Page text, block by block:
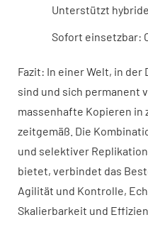
Unterstützt
Sofort einsetzbar:
Fazit: In einer Welt, in
sind und sich permanent
massenhafte Kopieren in
zeitgemäß. Die
und selektiver
bietet, verbindet das
Agilität und Kontrolle,
Skalierbarkeit und